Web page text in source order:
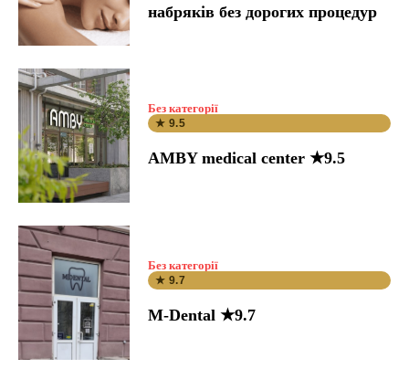
набряків без дорогих процедур
Без категорії
★ 9.5
AMBY medical center ★9.5
Без категорії
★ 9.7
M-Dental ★9.7